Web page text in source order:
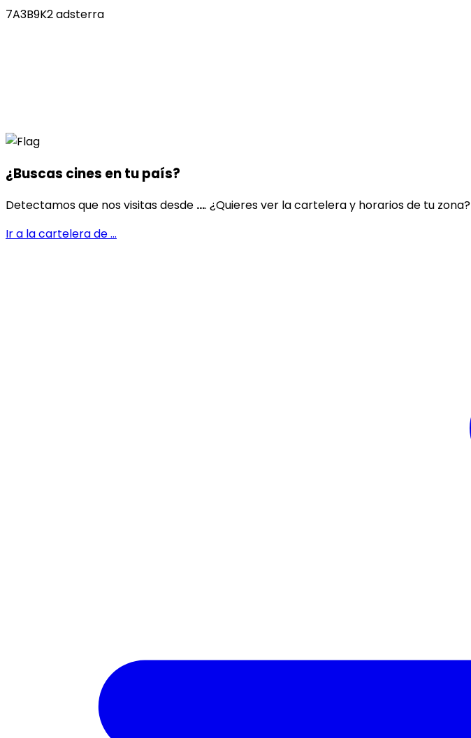
7A3B9K2 adsterra
¿Buscas cines entu país?
Detectamos que nos visitas desde .... ¿Quieres ver la cartelera y horarios de tu zona?
Ir a la cartelera de...